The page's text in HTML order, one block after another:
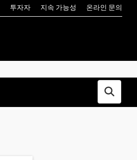
투자자 지속 가능성 온라인 문의
Open